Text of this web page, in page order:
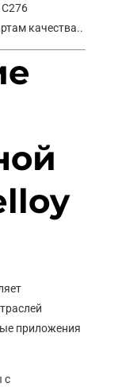
качества..
приложения
с